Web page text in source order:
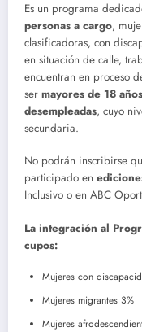
Es un programa
personas a cargo,
clasificadoras, con
en situación de calle,
encuentran en proceso
ser mayores de 18
desempleadas, cuyo
secundaria.
No podrán inscribirse
participado en
Inclusivo o en ABC
La integración al
cupos:
Mujeres con
Mujeres migrantes 3%
Mujeres